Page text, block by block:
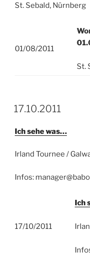
St. Sebald, Nürnberg
01/08/2011
St.
17.10.2011
Ich sehe was…
Irland Tournee /
Infos:
17/10/2011
Ich